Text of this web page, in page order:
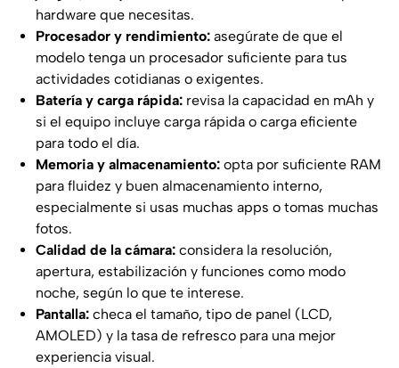
hardware que necesitas.
Procesador y rendimiento: asegúrate de que el
modelo tenga un procesador suficiente para tus
actividades cotidianas o exigentes.
Batería y carga rápida: revisa la capacidad en mAh y
si el equipo incluye carga rápida o carga eficiente
para todo el día.
Memoria y almacenamiento: opta por suficiente RAM
para fluidez y buen almacenamiento interno,
especialmente si usas muchas apps o tomas muchas
fotos.
Calidad de la cámara: considera la resolución,
apertura, estabilización y funciones como modo
noche, según lo que te interese.
Pantalla: checa el tamaño, tipo de panel (LCD,
AMOLED) y la tasa de refresco para una mejor
experiencia visual.